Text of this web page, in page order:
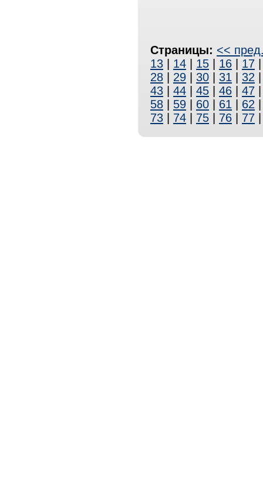
Страницы: <<
13
14 15 16 17
28
29 30 31 32
43
44 45 46 47
58
59 60 61 62
73
74 75 76 77